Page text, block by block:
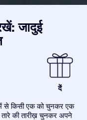
जादुई
दें
से किसी एक को चुनकर एक
तारे की तारीख़ चुनकर अपने